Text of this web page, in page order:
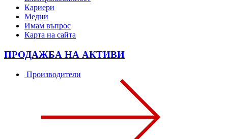
Кариери
Медии
Имам въпрос
Карта на сайта
ПРОДАЖБА НА АКТИВИ
Производители